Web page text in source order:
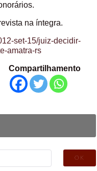
na íntegra.
set-15/juiz-decidir-
amatra-rs
Compartilhamento